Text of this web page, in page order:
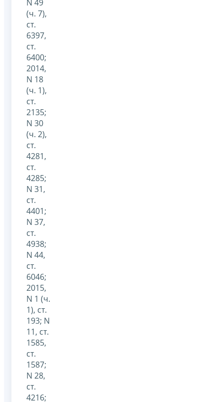
N 49
(ч. 7),
ст.
6397,
ст.
6400;
2014,
N 18
(ч. 1),
ст.
2135;
N 30
(ч. 2),
ст.
4281,
ст.
4285;
N 31,
ст.
4401;
N 37,
ст.
4938;
N 44,
ст.
6046;
2015,
N 1 (ч.
1), ст.
193; N
11, ст.
1585,
ст.
1587;
N 28,
ст.
4216;